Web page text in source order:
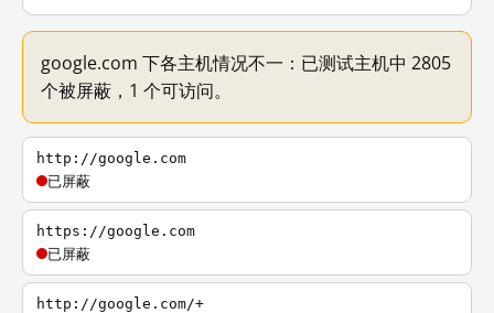
google.com 下各主机情况不一：已测试主机中 2805
个被屏蔽，1 个可访问。
http://google.com
已屏蔽
https://google.com
已屏蔽
http://google.com/+